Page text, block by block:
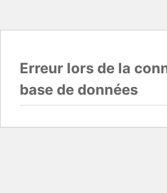
Erreur lors de la
base de données